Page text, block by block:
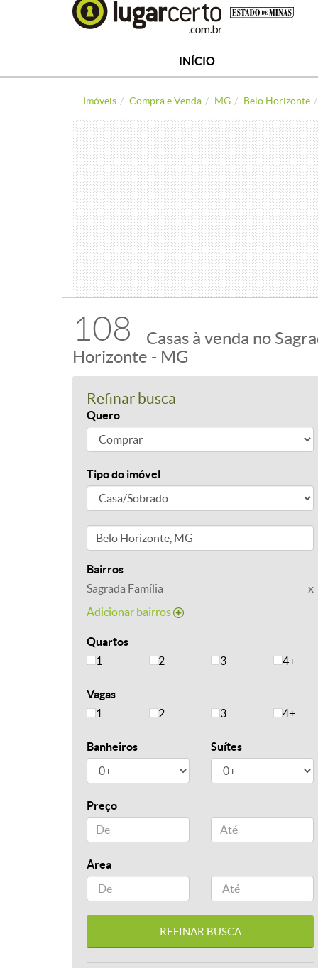
INÍCIO
Imóveis Compra e Venda MG Belo Horizonte
108
Casas à venda no
Horizonte - MG
Refinar busca
Quero
Tipo do imóvel
Bairros
Sagrada Família
x
Adicionar bairros
Quartos
1
2 3 4+
Vagas
1
2 3 4+
Banheiros Suítes
Preço
Área